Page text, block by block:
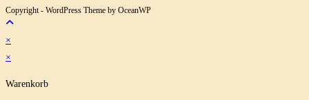
Copyright - WordPress Theme by OceanWP
×
×
Warenkorb